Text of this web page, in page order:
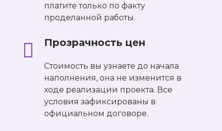
платите только по факту
проделанной работы.
Прозрачность цен
Стоимость вы узнаете до начала
наполнения, она не изменится в
ходе реализации проекта. Все
условия зафиксированы в
официальном договоре.